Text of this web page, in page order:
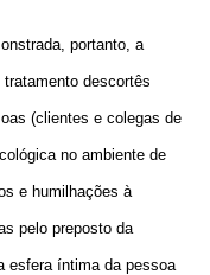
portanto, a
descortês
(clientes e colegas de
no ambiente de
e humilhações à
pelo preposto da
esfera íntima da pessoa